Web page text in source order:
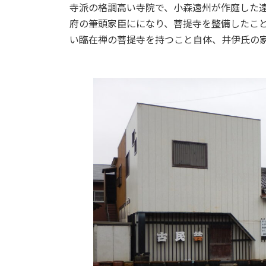
寺派の格調高い寺院で、小森遠州が作庭した
府の筆頭家臣にになり、菩提寺を整備したこ
い臨在禅の菩提寺を持つこと自体、井伊氏